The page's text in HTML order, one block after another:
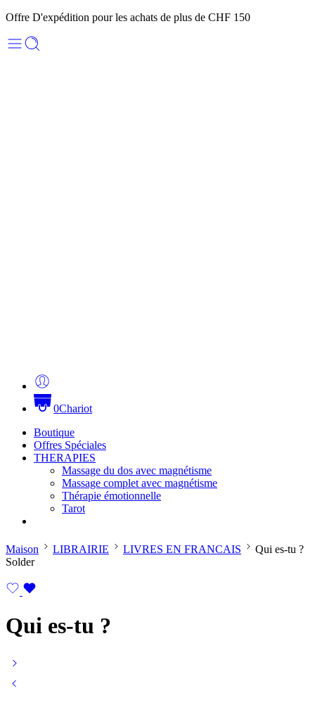
Offre D'expédition pour les achats de plus de CHF 150
0Chariot
Boutique
Offres Spéciales
THERAPIES
Massage du dos avec magnétisme
Massage complet avec magnétisme
Thérapie émotionnelle
Tarot
Maison LIBRAIRIE LIVRES EN FRANCAIS
Qui es-tu ?
Solder
Qui es-tu ?